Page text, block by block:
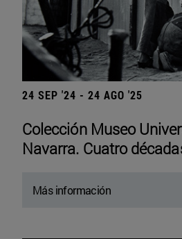
24 SEP '24 - 24 AGO '25
Colección Museo
Navarra. Cuatro
Más información